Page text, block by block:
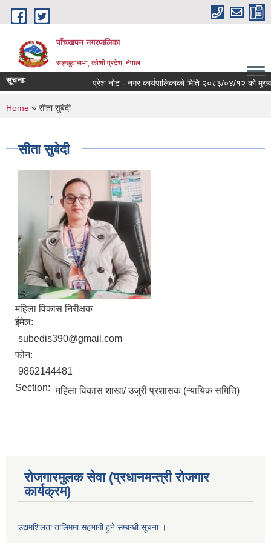
Skip to main content
पाँचखपन नगरपालिका
सङ्खु‍वासभा, कोशी प्रदेश, नेपाल
सूचनाः प्रेश नोट - नगर कार्यपालिकाको मिति २०८३/०४/१२ को मुख्य
You are here
Home » सीता सुबेदी
सीता सुबेदी
महिला विकास निरीक्षक
ईमेल:
subedis390@gmail.com
फोन:
9862144481
Section: महिला विकास शाखा/ उजुरी प्रशासक (न्यायिक समिति)
रोजगारमुलक सेवा (प्रधानमन्त्री रोजगार
कार्यक्रम)
उद्यमशिलता तालिममा सहभागी हुने सम्बन्धी सूचना ।